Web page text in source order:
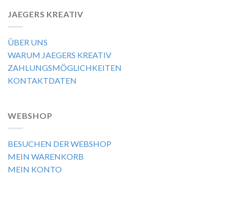
JAEGERS KREATIV
ÜBER UNS
WARUM JAEGERS KREATIV
ZAHLUNGSMÖGLICHKEITEN
KONTAKTDATEN
WEBSHOP
BESUCHEN DER WEBSHOP
MEIN WARENKORB
MEIN KONTO